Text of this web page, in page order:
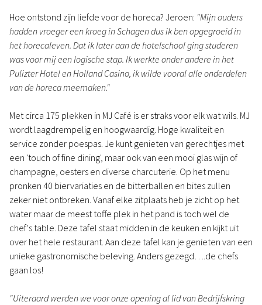
Hoe ontstond zijn liefde voor de horeca? Jeroen: "Mijn ouders
hadden vroeger een kroeg in Schagen dus ik ben opgegroeid in
het horecaleven. Dat ik later aan de hotelschool ging studeren
was voor mij een logische stap. Ik werkte onder andere in het
Pulizter Hotel en Holland Casino, ik wilde vooral alle onderdelen
van de horeca meemaken."
Met circa 175 plekken in MJ Café is er straks voor elk wat wils. MJ
wordt laagdrempelig en hoogwaardig. Hoge kwaliteit en
service zonder poespas. Je kunt genieten van gerechtjes met
een 'touch of fine dining', maar ook van een mooi glas wijn of
champagne, oesters en diverse charcuterie. Op het menu
pronken 40 biervariaties en de bitterballen en bites zullen
zeker niet ontbreken. Vanaf elke zitplaats heb je zicht op het
water maar de meest toffe plek in het pand is toch wel de
chef's table. Deze tafel staat midden in de keuken en kijkt uit
over het hele restaurant. Aan deze tafel kan je genieten van een
unieke gastronomische beleving. Anders gezegd….de chefs
gaan los!
"Uiteraard werden we voor onze opening al lid van Bedrijfskring